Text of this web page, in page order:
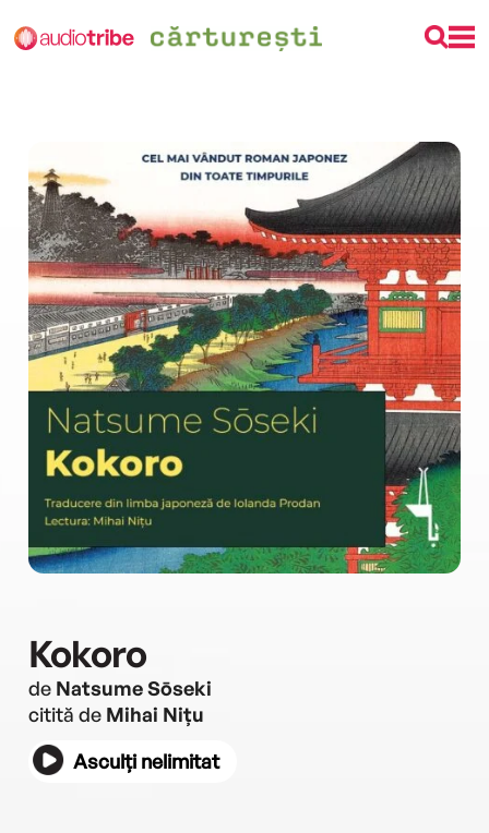
Kokoro
de Natsume Sōseki
citită de Mihai Nițu
Asculți nelimitat